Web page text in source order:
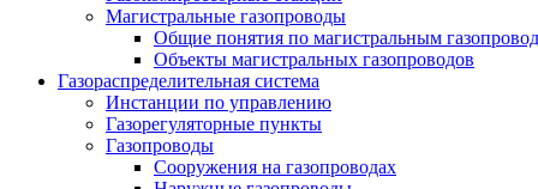
Магистральные газопроводы
Общие понятия по магистральным
Объекты магистральных газопроводов
Газораспределительная система
Инстанции по управлению
Газорегуляторные пункты
Газопроводы
Сооружения на газопроводах